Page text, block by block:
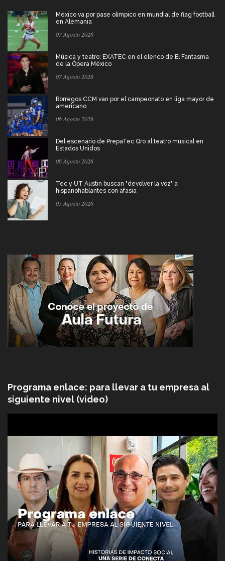
México va por pase olímpico en mundial de flag football
en Alemania
07 Agosto 2026
Música y teatro: EXATEC en el elenco de El Fantasma
de la Ópera México
07 Agosto 2026
Borregos CCM van por el campeonato en liga mayor de
americano
06 Agosto 2026
Del escenario de PrepaTec Qro al teatro musical en
Estados Unidos
06 Agosto 2026
Tec y UT Austin buscan "devolver la voz" a
hispanohablantes con afasia
05 Agosto 2026
Programa enlace: para llevar a tu empresa al
siguiente nivel (video)